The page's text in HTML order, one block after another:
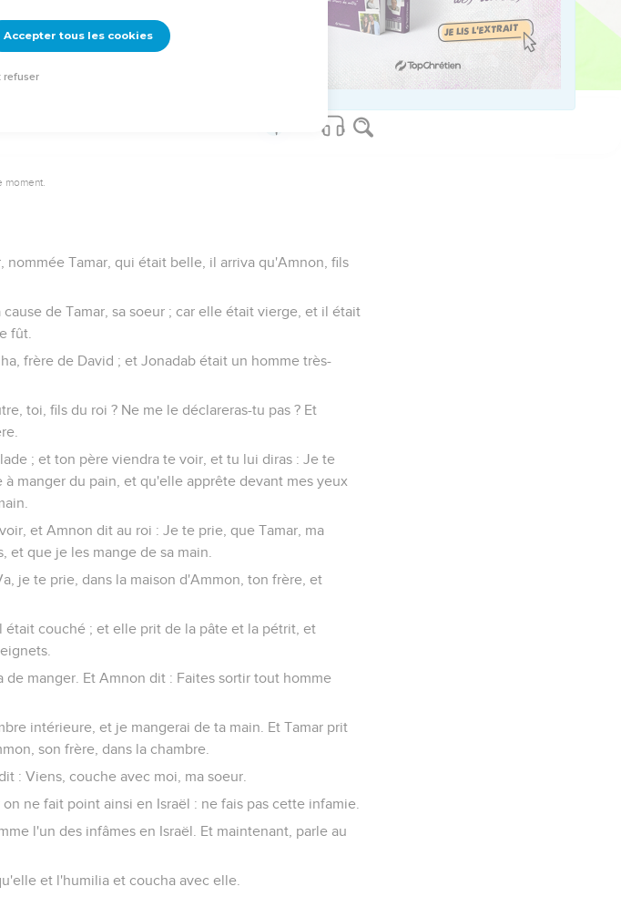
scie, et sous des herses de fer, et sous des haches de
les villes des fils d'Ammon. Et David et tout le
nommée Tamar, qui était belle, il arriva qu'Amnon, fils
de Tamar, sa soeur ; car elle était vierge, et il était
fût.
frère de David ; et Jonadab était un homme très-
toi, fils du roi ? Ne me le déclareras-tu pas ? Et
; et ton père viendra te voir, et tu lui diras : Je te
manger du pain, et qu'elle apprête devant mes yeux
et Amnon dit au roi : Je te prie, que Tamar, ma
et que je les mange de sa main.
je te prie, dans la maison d'Ammon, ton frère, et
était couché ; et elle prit de la pâte et la pétrit, et
manger. Et Amnon dit : Faites sortir tout homme
intérieure, et je mangerai de ta main. Et Tamar prit
son frère, dans la chambre.
: Viens, couche avec moi, ma soeur.
ne fait point ainsi en Israël : ne fais pas cette infamie.
l'un des infâmes en Israël. Et maintenant, parle au
et l'humilia et coucha avec elle.
Accepter tous les cookies
refuser